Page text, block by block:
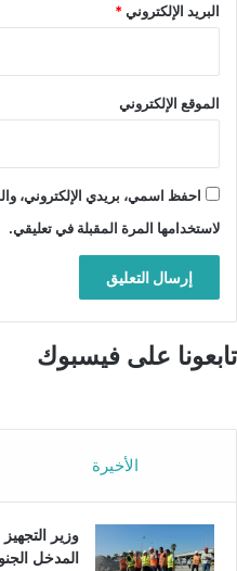
البريد الإلكتروني*
الموقع الإلكتروني
احفظ اسمي، بريدي الإلكتروني،
لاستخدامها المرة المقبلة في تعليقي.
تابعونا على فيسبوك
الأخيرة
وزير
المدخل